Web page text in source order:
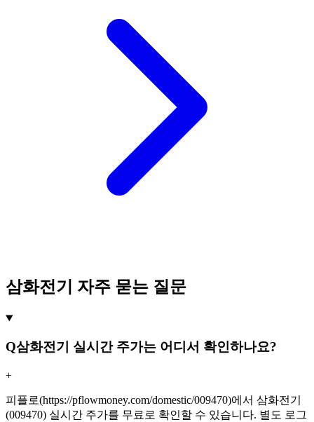
삼화전기 자주 묻는 질문
Q삼화전기 실시간 주가는 어디서 확인하나요?
+
피플로(https://pflowmoney.com/domestic/009470)에서 삼화전기
(009470) 실시간 주가를 무료로 확인할 수 있습니다. 별도 로그